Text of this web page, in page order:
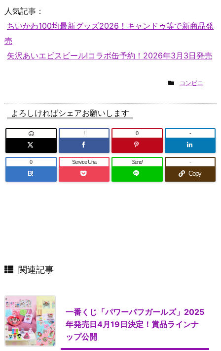
人気記事：
ちいかわ100均最新グッズ2026！キャンドゥ等で新商品発
売
矢沢あいエビスビール!コラボ缶予約！2026年3月3日発売
コンビニ
よろしければシェアお願いします
! 0 -
B!
0 Service Una Send
Copy
-
関連記事
一番くじ「パワーパフガールズ」2025
年発売日4月19日決定！賞品ラインナ
ップ公開